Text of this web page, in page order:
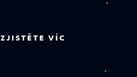
ZJISTĚTE VÍC